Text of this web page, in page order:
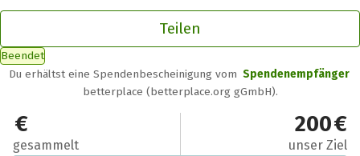
Teilen
Beendet
Du erhältst eine Spendenbescheinigung vom Spendenempfänger
betterplace (betterplace.org gGmbH).
0 €
gesammelt
200 €
unser Ziel